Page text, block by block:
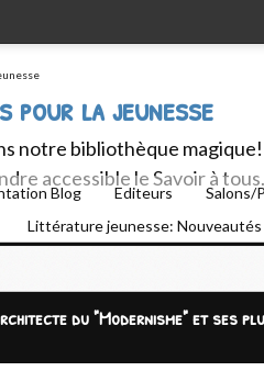
pour la jeunesse
notre bibliothèque
accessible le Savoir à
Blog Editeurs Salons/
Littérature jeunesse:
du "Modernisme" et ses